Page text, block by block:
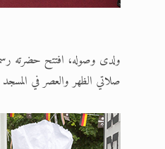
ولدى وصوله، افتتح حضرته
صلاتي الظهر والعصر في